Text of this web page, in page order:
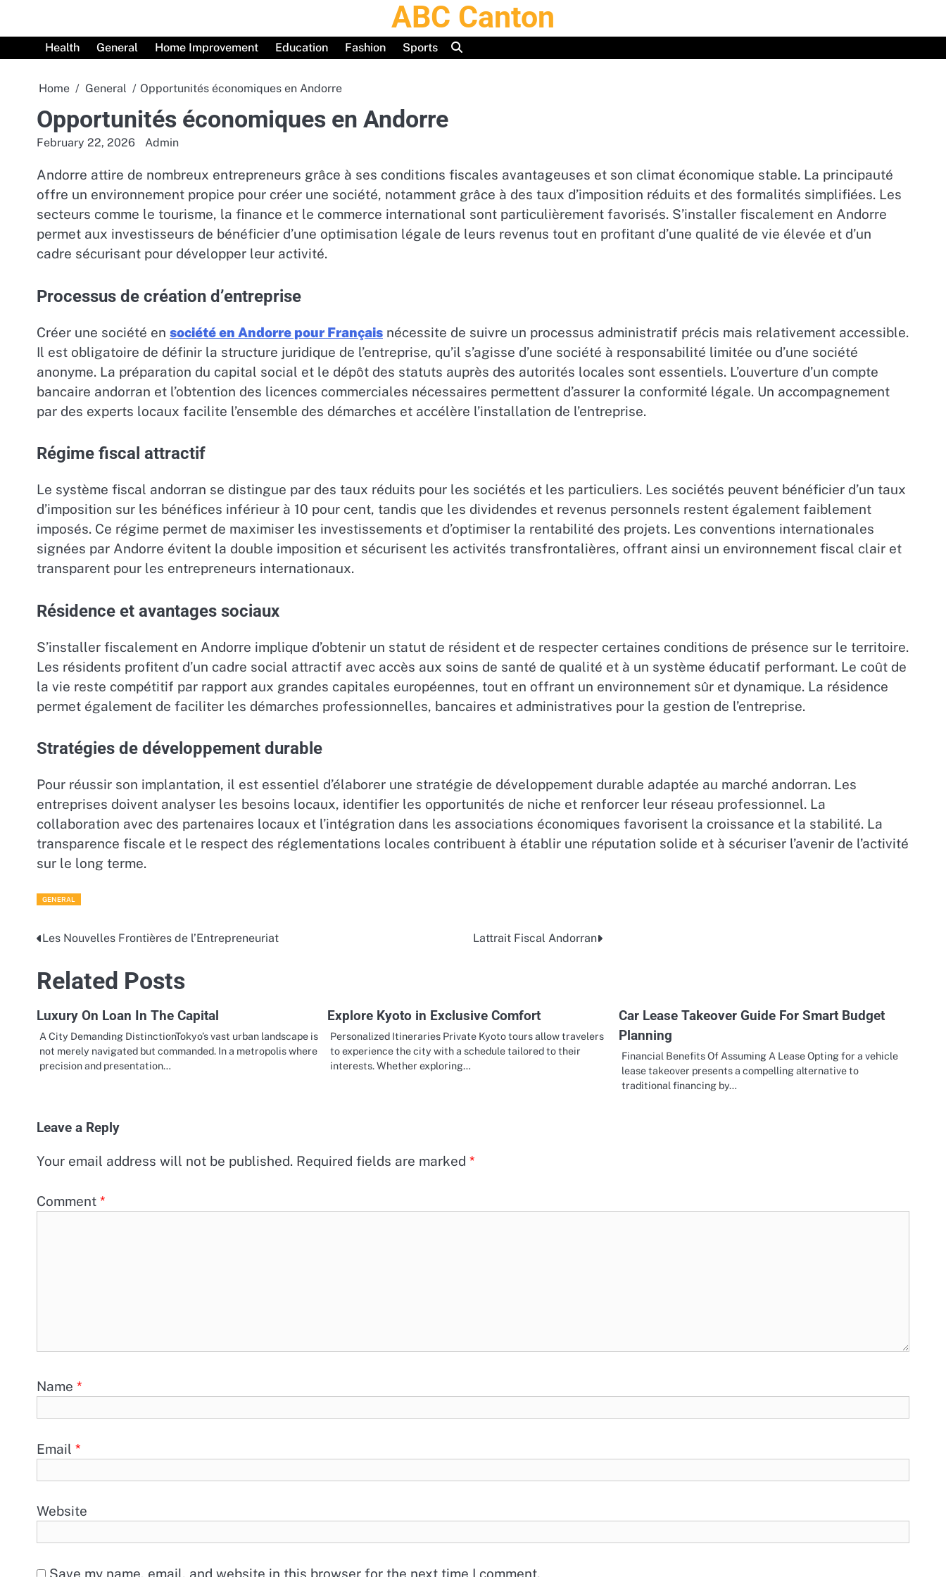
content
ABC Canton
Health General Home Improvement Education Fashion Sports
Home General Opportunités économiques en Andorre
Opportunités économiques en Andorre
February 22, 2026 Admin
Andorre attire de nombreux entrepreneurs grâce à ses conditions fiscales avantageuses et son climat économique stable. La principauté
offre un environnement propice pour créer une société, notamment grâce à des taux d’imposition réduits et des formalités simplifiées. Les
secteurs comme le tourisme, la finance et le commerce international sont particulièrement favorisés. S’installer fiscalement en Andorre
permet aux investisseurs de bénéficier d’une optimisation légale de leurs revenus tout en profitant d’une qualité de vie élevée et d’un
cadre sécurisant pour développer leur activité.
Processus de création d’entreprise
Créer une société en société en Andorre pour Français nécessite de suivre un processus administratif précis mais relativement accessible.
Il est obligatoire de définir la structure juridique de l’entreprise, qu’il s’agisse d’une société à responsabilité limitée ou d’une société
anonyme. La préparation du capital social et le dépôt des statuts auprès des autorités locales sont essentiels. L’ouverture d’un compte
bancaire andorran et l’obtention des licences commerciales nécessaires permettent d’assurer la conformité légale. Un accompagnement
par des experts locaux facilite l’ensemble des démarches et accélère l’installation de l’entreprise.
Régime fiscal attractif
Le système fiscal andorran se distingue par des taux réduits pour les sociétés et les particuliers. Les sociétés peuvent bénéficier d’un taux
d’imposition sur les bénéfices inférieur à 10 pour cent, tandis que les dividendes et revenus personnels restent également faiblement
imposés. Ce régime permet de maximiser les investissements et d’optimiser la rentabilité des projets. Les conventions internationales
signées par Andorre évitent la double imposition et sécurisent les activités transfrontalières, offrant ainsi un environnement fiscal clair et
transparent pour les entrepreneurs internationaux.
Résidence et avantages sociaux
S’installer fiscalement en Andorre implique d’obtenir un statut de résident et de respecter certaines conditions de présence sur le territoire.
Les résidents profitent d’un cadre social attractif avec accès aux soins de santé de qualité et à un système éducatif performant. Le coût de
la vie reste compétitif par rapport aux grandes capitales européennes, tout en offrant un environnement sûr et dynamique. La résidence
permet également de faciliter les démarches professionnelles, bancaires et administratives pour la gestion de l’entreprise.
Stratégies de développement durable
Pour réussir son implantation, il est essentiel d’élaborer une stratégie de développement durable adaptée au marché andorran. Les
entreprises doivent analyser les besoins locaux, identifier les opportunités de niche et renforcer leur réseau professionnel. La
collaboration avec des partenaires locaux et l’intégration dans les associations économiques favorisent la croissance et la stabilité. La
transparence fiscale et le respect des réglementations locales contribuent à établir une réputation solide et à sécuriser l’avenir de l’activité
sur le long terme.
GENERAL
Post
navigation
Les Nouvelles Frontières de l’Entrepreneuriat Lattrait Fiscal Andorran
Related Posts
Luxury On Loan In The Capital
A City Demanding DistinctionTokyo’s vast urban landscape is
not merely navigated but commanded. In a metropolis where
precision and presentation…
Explore Kyoto in Exclusive Comfort
Personalized Itineraries Private Kyoto tours allow travelers
to experience the city with a schedule tailored to their
interests. Whether exploring…
Car Lease Takeover Guide For Smart Budget
Planning
Financial Benefits Of Assuming A Lease Opting for a vehicle
lease takeover presents a compelling alternative to
traditional financing by…
Leave a Reply
Your email address will not be published. Required fields are marked *
Comment *
Name *
Email *
Website
Save my name, email, and website in this browser for the next time I comment.